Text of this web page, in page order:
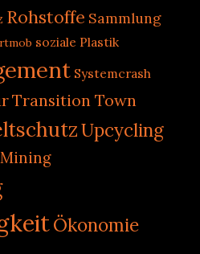
Rohstoffe Sammlung
soziale Plastik
Systemcrash
Transition Town
Upcycling
Ökonomie